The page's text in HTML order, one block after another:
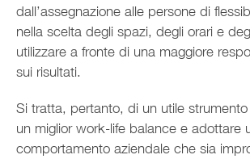
dall’assegnazione alle persone di
nella scelta degli spazi, degli orari e
utilizzare a fronte di una maggiore
sui risultati.
Si tratta, pertanto, di un utile
un miglior work-life balance e adottare
comportamento aziendale che sia